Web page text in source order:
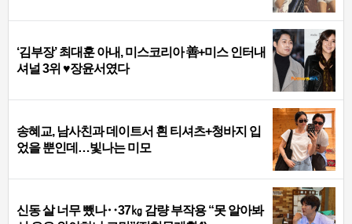
‘김부장’ 최대훈 아내, 미스코리아 善+미스 인터내
셔널 3위 ♥장윤서였다
송혜교, 남사친과 데이트서 흰 티셔츠+청바지 입
었을 뿐인데…빛나는 미모
신동 살 너무 뺐나‥37㎏ 감량 부작용 “못 알아봐